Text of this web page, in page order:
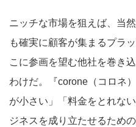
ニッチな市場を狙えば、当
も確実に顧客が集まるプラ
こに参画を望む他社を巻き
わけだ。『corone（コロネ
が小さい」「料金をとれな
ジネスを成り立たせるため